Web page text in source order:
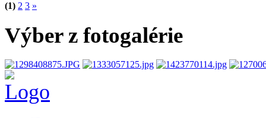
(1) 2 3 »
Výber z fotogalérie